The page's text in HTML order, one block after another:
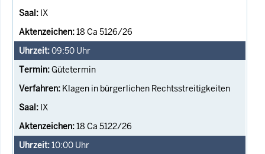
IX
18 Ca 5126/26
09:50 Uhr
Gütetermin
Klagen in bürgerlichen Rechtsstreitigkeiten
IX
18 Ca 5122/26
10:00 Uhr